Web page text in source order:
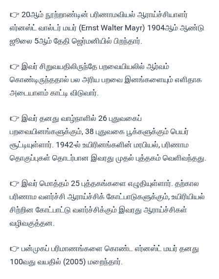
👉 20ஆம் நூற்றாண்டின் பரிணாமவியல் ஆராய்ச்சியாளர்
எர்னஸ்ட் வால்டர் மயர் (Ernst Walter Mayr) 1904ஆம் ஆண்டு
ஜூலை 5ஆம் தேதி ஜெர்மனியில் பிறந்தார்.
👉 இவர் சிறுவயதிலிருந்தே பறவையியலில் ஆர்வம்
கொண்டிருந்ததால் பல அரிய பறவை இனங்களையும் எளிதாக
அடையாளம் காட்டி விடுவார்.
👉 இவர் தனது வாழ்நாளில் 26 புதுவகைப்
பறவையினங்களுக்கும், 38 புதுவகை பூக்களுக்கும் பெயர்
சூட்டியுள்ளார். 1942-ல் உயிரினங்களின் மரபியல், பரிணாம
தொகுப்புகள் தொடர்பான இவரது முதல் புத்தகம் வெளிவந்தது.
👉 இவர் மொத்தம் 25 புத்தகங்களை எழுதியுள்ளார். தற்கால
பரிணாம வளர்ச்சி ஆராய்ச்சிக் கோட்பாடுகளுக்கும், உயிரியியல்
சிற்றின கோட்பாட்டு வளர்ச்சிக்கும் இவரது ஆராய்ச்சிகள்
வழிவகுத்தன.
👉 பன்முகப் பரிமாணங்களை கொண்ட எர்னஸ்ட் மயர் தனது
100வது வயதில் (2005) மறைந்தார்.